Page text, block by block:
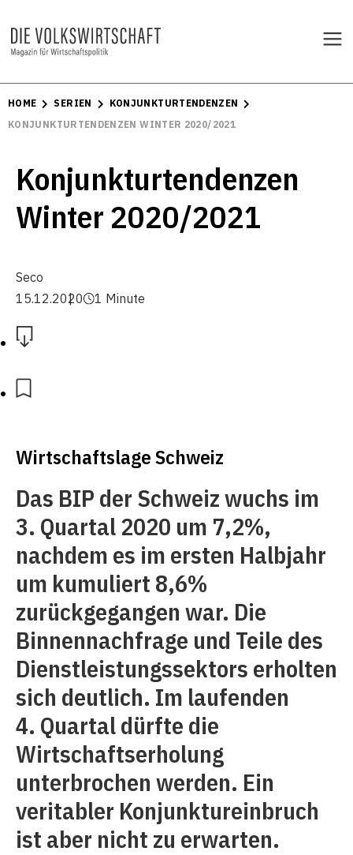
HOME SERIEN
KONJUNKTURTENDENZEN
KONJUNKTURTENDENZEN WINTER 2020/2021
Konjunkturtendenzen
Winter 2020/2021
Seco
15.12.2020
1 Minute
Wirtschaftslage Schweiz
Das BIP der Schweiz wuchs im
3. Quartal 2020 um 7,2%,
nachdem es im ersten Halbjahr
um kumuliert 8,6%
zurückgegangen war. Die
Binnennachfrage und Teile des
Dienstleistungssektors erholten
sich deutlich. Im laufenden
4. Quartal dürfte die
Wirtschaftserholung
unterbrochen werden. Ein
veritabler Konjunktureinbruch
ist aber nicht zu erwarten.